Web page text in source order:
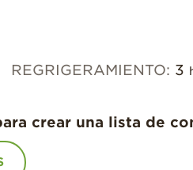
REGRIGERAMIENTO: 3
crear una lista de